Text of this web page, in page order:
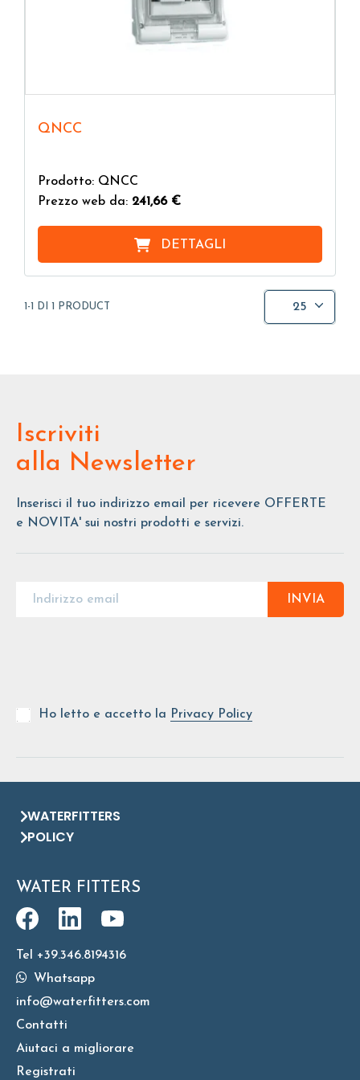
QNCC
Prodotto: QNCC
Prezzo web da: 241,66 €
DETTAGLI
1-1 DI 1 PRODUCT 25
Iscriviti
alla Newsletter
Inserisci il tuo indirizzo email per ricevere OFFERTE
e NOVITA' sui nostri prodotti e servizi.
INVIA
Ho letto e accetto la Privacy Policy
WATERFITTERS
POLICY
WATER FITTERS
Tel +39.346.8194316
Whatsapp
info@waterfitters.com
Contatti
Aiutaci a migliorare
Registrati